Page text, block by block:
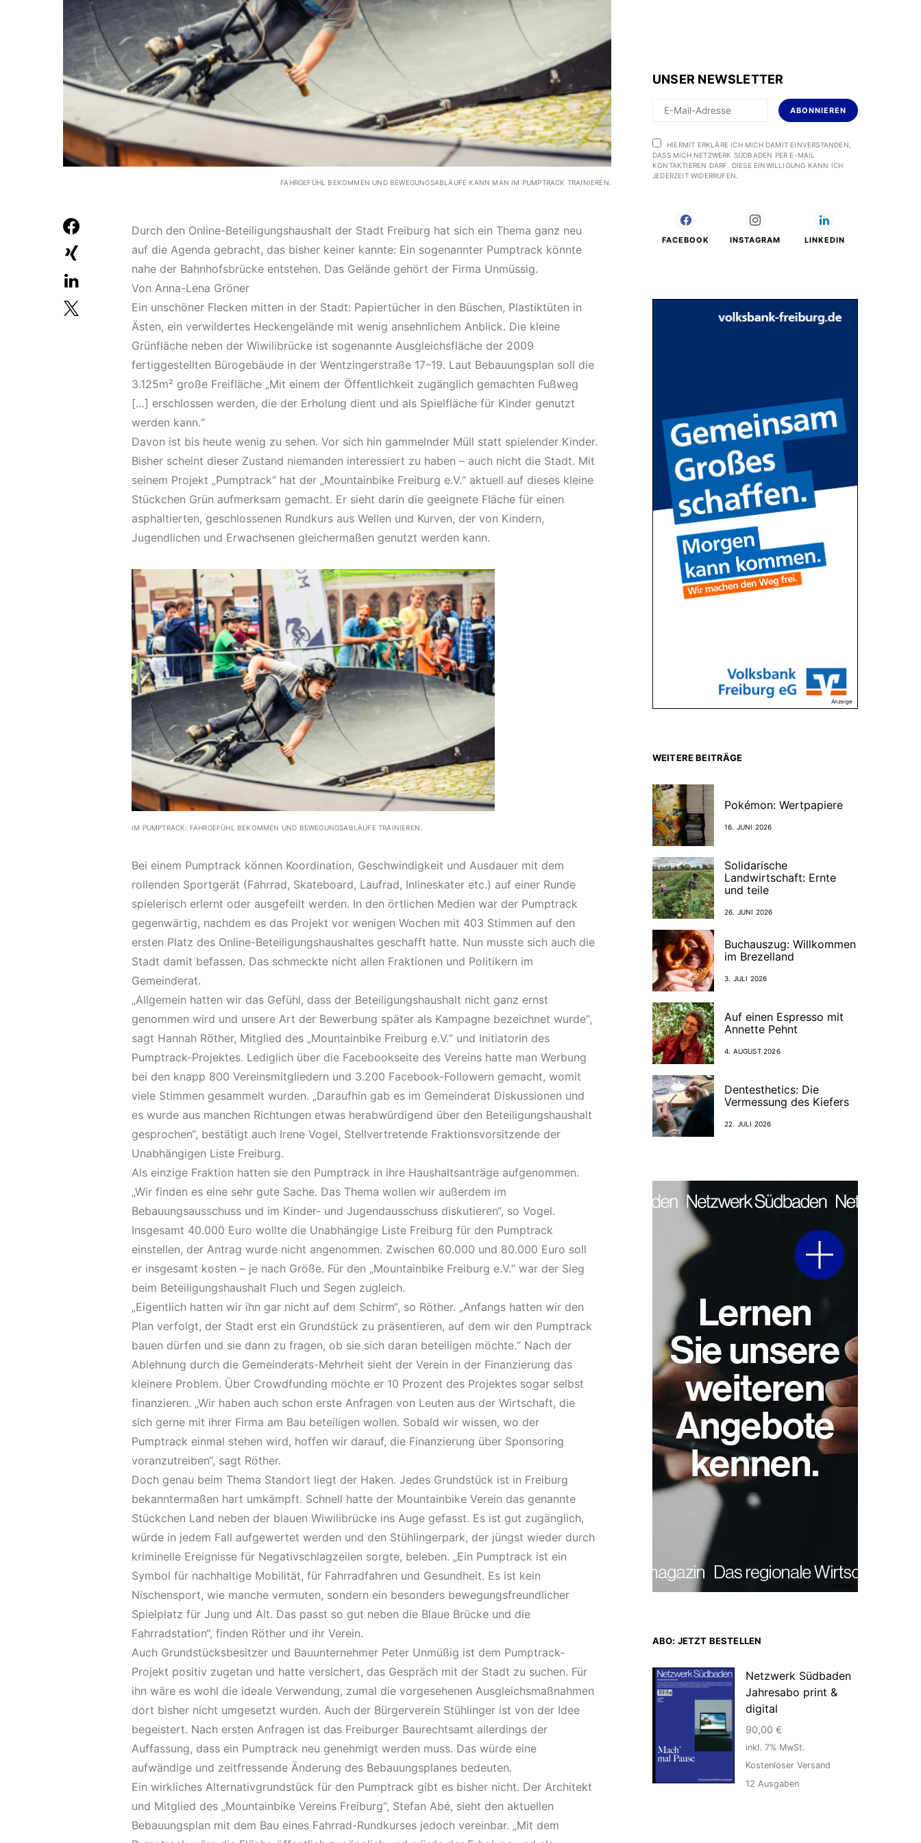
FAHRGEFÜHL BEKOMMEN UND BEWEGUNGSABLÄUFE KANN MAN IM PUMPTRACK TRAINIEREN.
Durch den Online-Beteiligungshaushalt der Stadt Freiburg hat sich ein Thema ganz neu
auf die Agenda gebracht, das bisher keiner kannte: Ein sogenannter Pumptrack könnte
nahe der Bahnhofsbrücke entstehen. Das Gelände gehört der Firma Unmüssig.
Von Anna-Lena Gröner
Ein unschöner Flecken mitten in der Stadt: Papiertücher in den Büschen, Plastiktüten in
Ästen, ein verwildertes Heckengelände mit wenig ansehnlichem Anblick. Die kleine
Grünfläche neben der Wiwilibrücke ist sogenannte Ausgleichsfläche der 2009
fertiggestellten Bürogebäude in der Wentzingerstraße 17–19. Laut Bebauungsplan soll die
3.125m² große Freifläche „Mit einem der Öffentlichkeit zugänglich gemachten Fußweg
[…] erschlossen werden, die der Erholung dient und als Spielfläche für Kinder genutzt
werden kann.“
Davon ist bis heute wenig zu sehen. Vor sich hin gammelnder Müll statt spielender Kinder.
Bisher scheint dieser Zustand niemanden interessiert zu haben – auch nicht die Stadt. Mit
seinem Projekt „Pumptrack“ hat der „Mountainbike Freiburg e.V.“ aktuell auf dieses kleine
Stückchen Grün aufmerksam gemacht. Er sieht darin die geeignete Fläche für einen
asphaltierten, geschlossenen Rundkurs aus Wellen und Kurven, der von Kindern,
Jugendlichen und Erwachsenen gleichermaßen genutzt werden kann.
IM PUMPTRACK: FAHRGEFÜHL BEKOMMEN UND BEWEGUNGSABLÄUFE TRAINIEREN.
Bei einem Pumptrack können Koordination, Geschwindigkeit und Ausdauer mit dem
rollenden Sportgerät (Fahrrad, Skateboard, Laufrad, Inlineskater etc.) auf einer Runde
spielerisch erlernt oder ausgefeilt werden. In den örtlichen Medien war der Pumptrack
gegenwärtig, nachdem es das Projekt vor wenigen Wochen mit 403 Stimmen auf den
ersten Platz des Online-Beteiligungshaushaltes geschafft hatte. Nun musste sich auch die
Stadt damit befassen. Das schmeckte nicht allen Fraktionen und Politikern im
Gemeinderat.
„Allgemein hatten wir das Gefühl, dass der Beteiligungshaushalt nicht ganz ernst
genommen wird und unsere Art der Bewerbung später als Kampagne bezeichnet wurde“,
sagt Hannah Röther, Mitglied des „Mountainbike Freiburg e.V.“ und Initiatorin des
Pumptrack-Projektes. Lediglich über die Facebookseite des Vereins hatte man Werbung
bei den knapp 800 Vereinsmitgliedern und 3.200 Facebook-Followern gemacht, womit
viele Stimmen gesammelt wurden. „Daraufhin gab es im Gemeinderat Diskussionen und
es wurde aus manchen Richtungen etwas herabwürdigend über den Beteiligungshaushalt
gesprochen“, bestätigt auch Irene Vogel, Stellvertretende Fraktionsvorsitzende der
Unabhängigen Liste Freiburg.
Als einzige Fraktion hatten sie den Pumptrack in ihre Haushaltsanträge aufgenommen.
„Wir finden es eine sehr gute Sache. Das Thema wollen wir außerdem im
Bebauungsausschuss und im Kinder- und Jugendausschuss diskutieren“, so Vogel.
Insgesamt 40.000 Euro wollte die Unabhängige Liste Freiburg für den Pumptrack
einstellen, der Antrag wurde nicht angenommen. Zwischen 60.000 und 80.000 Euro soll
er insgesamt kosten – je nach Größe. Für den „Mountainbike Freiburg e.V.“ war der Sieg
beim Beteiligungshaushalt Fluch und Segen zugleich.
„Eigentlich hatten wir ihn gar nicht auf dem Schirm“, so Röther. „Anfangs hatten wir den
Plan verfolgt, der Stadt erst ein Grundstück zu präsentieren, auf dem wir den Pumptrack
bauen dürfen und sie dann zu fragen, ob sie sich daran beteiligen möchte.“ Nach der
Ablehnung durch die Gemeinderats-Mehrheit sieht der Verein in der Finanzierung das
kleinere Problem. Über Crowdfunding möchte er 10 Prozent des Projektes sogar selbst
finanzieren. „Wir haben auch schon erste Anfragen von Leuten aus der Wirtschaft, die
sich gerne mit ihrer Firma am Bau beteiligen wollen. Sobald wir wissen, wo der
Pumptrack einmal stehen wird, hoffen wir darauf, die Finanzierung über Sponsoring
voranzutreiben“, sagt Röther.
Doch genau beim Thema Standort liegt der Haken. Jedes Grundstück ist in Freiburg
bekanntermaßen hart umkämpft. Schnell hatte der Mountainbike Verein das genannte
Stückchen Land neben der blauen Wiwilibrücke ins Auge gefasst. Es ist gut zugänglich,
würde in jedem Fall aufgewertet werden und den Stühlingerpark, der jüngst wieder durch
kriminelle Ereignisse für Negativschlagzeilen sorgte, beleben. „Ein Pumptrack ist ein
Symbol für nachhaltige Mobilität, für Fahrradfahren und Gesundheit. Es ist kein
Nischensport, wie manche vermuten, sondern ein besonders bewegungsfreundlicher
Spielplatz für Jung und Alt. Das passt so gut neben die Blaue Brücke und die
Fahrradstation“, finden Röther und ihr Verein.
Auch Grundstücksbesitzer und Bauunternehmer Peter Unmüßig ist dem Pumptrack-
Projekt positiv zugetan und hatte versichert, das Gespräch mit der Stadt zu suchen. Für
ihn wäre es wohl die ideale Verwendung, zumal die vorgesehenen Ausgleichsmaßnahmen
dort bisher nicht umgesetzt wurden. Auch der Bürgerverein Stühlinger ist von der Idee
begeistert. Nach ersten Anfragen ist das Freiburger Baurechtsamt allerdings der
Auffassung, dass ein Pumptrack neu genehmigt werden muss. Das würde eine
aufwändige und zeitfressende Änderung des Bebauungsplanes bedeuten.
Ein wirkliches Alternativgrundstück für den Pumptrack gibt es bisher nicht. Der Architekt
und Mitglied des „Mountainbike Vereins Freiburg“, Stefan Abé, sieht den aktuellen
Bebauungsplan mit dem Bau eines Fahrrad-Rundkurses jedoch vereinbar. „Mit dem
UNSER NEWSLETTER
ABONNIEREN
HIERMIT ERKLÄRE ICH MICH DAMIT EINVERSTANDEN,
DASS MICH NETZWERK SÜDBADEN PER E-MAIL
KONTAKTIEREN DARF. DIESE EINWILLIGUNG KANN ICH
JEDERZEIT WIDERRUFEN.
FACEBOOK INSTAGRAM LINKEDIN
Anzeige
WEITERE BEITRÄGE
Pokémon: Wertpapiere
16. JUNI 2026
Solidarische
Landwirtschaft: Ernte
und teile
26. JUNI 2026
Buchauszug: Willkommen
im Brezelland
3. JULI 2026
Auf einen Espresso mit
Annette Pehnt
4. AUGUST 2026
Dentesthetics: Die
Vermessung des Kiefers
22. JULI 2026
ABO: JETZT BESTELLEN
Netzwerk Südbaden
Jahresabo print &
digital
90,00 €
inkl. 7% MwSt.
Kostenloser Versand
12 Ausgaben